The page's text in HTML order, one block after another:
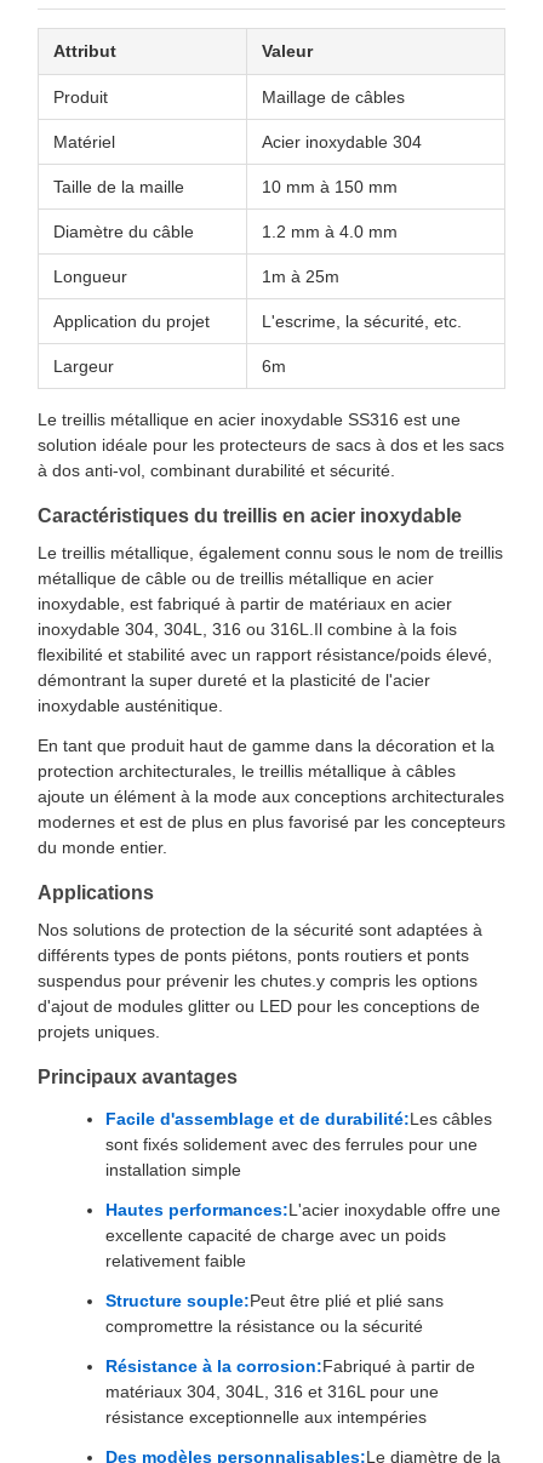
Attribut Valeur
Produit Maillage de câbles
Matériel Acier inoxydable 304
Taille de la maille 10 mm à 150 mm
Diamètre du câble 1.2 mm à 4.0 mm
Longueur 1m à 25m
Application du projet L'escrime, la sécurité, etc.
Largeur 6m
Le treillis métallique en acier inoxydable SS316 est une
solution idéale pour les protecteurs de sacs à dos et les sacs
à dos anti-vol, combinant durabilité et sécurité.
Caractéristiques du treillis en acier inoxydable
Le treillis métallique, également connu sous le nom de treillis
métallique de câble ou de treillis métallique en acier
inoxydable, est fabriqué à partir de matériaux en acier
inoxydable 304, 304L, 316 ou 316L.Il combine à la fois
flexibilité et stabilité avec un rapport résistance/poids élevé,
démontrant la super dureté et la plasticité de l'acier
inoxydable austénitique.
En tant que produit haut de gamme dans la décoration et la
protection architecturales, le treillis métallique à câbles
ajoute un élément à la mode aux conceptions architecturales
modernes et est de plus en plus favorisé par les concepteurs
du monde entier.
Applications
Nos solutions de protection de la sécurité sont adaptées à
différents types de ponts piétons, ponts routiers et ponts
suspendus pour prévenir les chutes.y compris les options
d'ajout de modules glitter ou LED pour les conceptions de
projets uniques.
Principaux avantages
Facile d'assemblage et de durabilité:Les câbles
sont fixés solidement avec des ferrules pour une
installation simple
Hautes performances:L'acier inoxydable offre une
excellente capacité de charge avec un poids
relativement faible
Structure souple:Peut être plié et plié sans
compromettre la résistance ou la sécurité
Résistance à la corrosion:Fabriqué à partir de
matériaux 304, 304L, 316 et 316L pour une
résistance exceptionnelle aux intempéries
Des modèles personnalisables:Le diamètre de la